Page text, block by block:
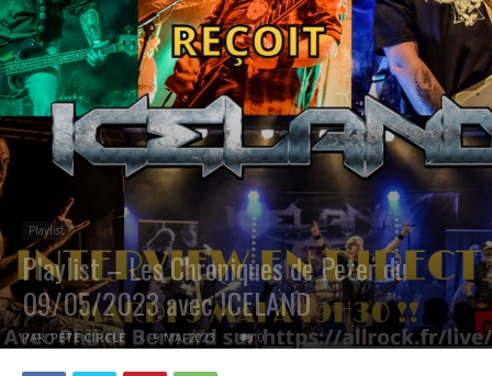
Playlist
Playlist – Les Chroniques de Peter du
09/05/2023 avec ICELAND
PAR PETE CIRCLE 9 MAI 2023 0